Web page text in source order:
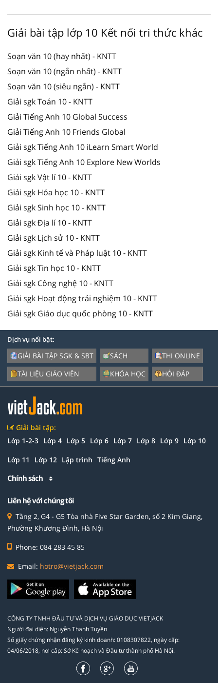
Giải bài tập lớp 10 Kết nối tri thức khác
Soạn văn 10 (hay nhất) - KNTT
Soạn văn 10 (ngắn nhất) - KNTT
Soạn văn 10 (siêu ngắn) - KNTT
Giải sgk Toán 10 - KNTT
Giải Tiếng Anh 10 Global Success
Giải Tiếng Anh 10 Friends Global
Giải sgk Tiếng Anh 10 iLearn Smart World
Giải sgk Tiếng Anh 10 Explore New Worlds
Giải sgk Vật lí 10 - KNTT
Giải sgk Hóa học 10 - KNTT
Giải sgk Sinh học 10 - KNTT
Giải sgk Địa lí 10 - KNTT
Giải sgk Lịch sử 10 - KNTT
Giải sgk Kinh tế và Pháp luật 10 - KNTT
Giải sgk Tin học 10 - KNTT
Giải sgk Công nghệ 10 - KNTT
Giải sgk Hoạt động trải nghiệm 10 - KNTT
Giải sgk Giáo dục quốc phòng 10 - KNTT
Dịch vụ nổi bật:
GIẢI BÀI TẬP SGK & SBT
TÀI LIỆU GIÁO VIÊN
SÁCH
KHÓA HỌC
THI ONLINE
HỎI ĐÁP
Giải bài tập:
Lớp 1-2-3 Lớp 4 Lớp 5 Lớp 6 Lớp 7 Lớp 8 Lớp 9 Lớp 10
Lớp 11 Lớp 12 Lập trình Tiếng Anh
Chính sách
Liên hệ với chúng tôi
Tầng 2, G4 - G5 Tòa nhà Five Star Garden, số 2 Kim Giang,
Phường Khương Đình, Hà Nội
Phone: 084 283 45 85
Email: hotro@vietjack.com
CÔNG TY TNHH ĐẦU TƯ VÀ DỊCH VỤ GIÁO DỤC VIETJACK
Người đại diện: Nguyễn Thanh Tuyền
Số giấy chứng nhận đăng ký kinh doanh: 0108307822, ngày cấp:
04/06/2018, nơi cấp: Sở Kế hoạch và Đầu tư thành phố Hà Nội.